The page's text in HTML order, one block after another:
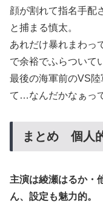
顔が割れて指名手配
と捕まる慎太。
あれだけ暴れまわっ
で余裕でふらついて
最後の海軍前のVS
て…なんだかなぁっ
まとめ 個人
主演は綾瀬はるか・
ん、設定も魅力的。